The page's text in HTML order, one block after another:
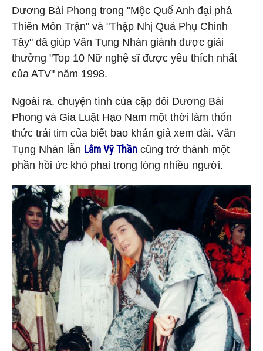
Dương Bài Phong trong "Mộc Quế Anh đại phá
Thiên Môn Trận" và "Thập Nhị Quả Phụ Chinh
Tây" đã giúp Văn Tụng Nhàn giành được giải
thưởng "Top 10 Nữ nghệ sĩ được yêu thích nhất
của ATV" năm 1998.
Ngoài ra, chuyện tình của cặp đôi Dương Bài
Phong và Gia Luật Hạo Nam một thời làm thổn
thức trái tim của biết bao khán giả xem đài. Văn
Tụng Nhàn lẫn Lâm Vỹ Thần cũng trở thành một
phần hồi ức khó phai trong lòng nhiều người.